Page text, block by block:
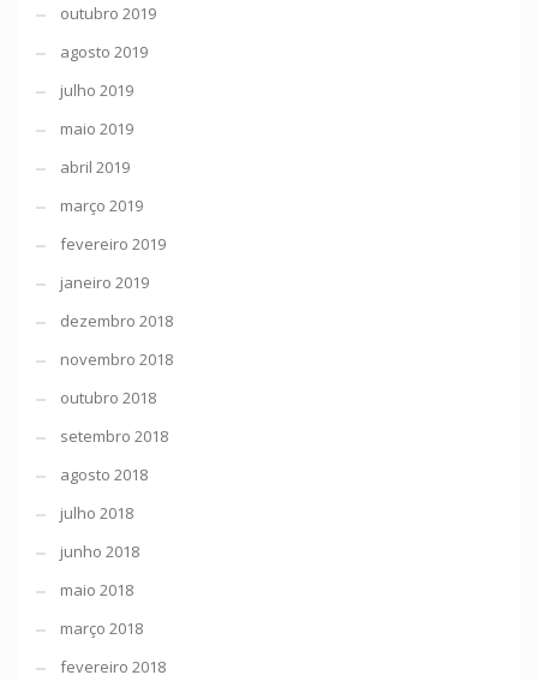
outubro 2019
agosto 2019
julho 2019
maio 2019
abril 2019
março 2019
fevereiro 2019
janeiro 2019
dezembro 2018
novembro 2018
outubro 2018
setembro 2018
agosto 2018
julho 2018
junho 2018
maio 2018
março 2018
fevereiro 2018